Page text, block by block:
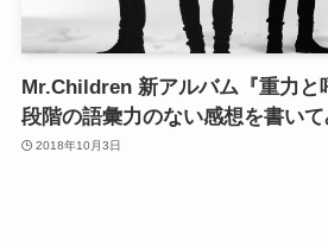
Mr.Children 新アルバム『重力と
段階の語彙力のない感想を書いて
2018年10月3日